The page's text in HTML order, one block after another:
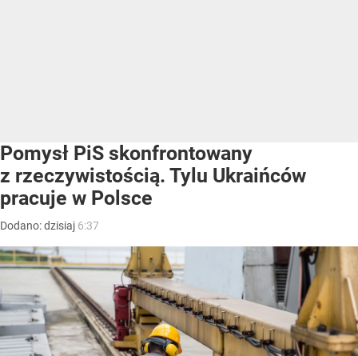
Pomysł PiS skonfrontowany
z rzeczywistością. Tylu Ukraińców
pracuje w Polsce
Dodano:dzisiaj 6:37